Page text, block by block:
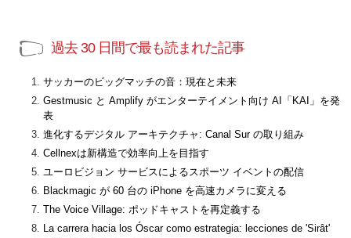
過去 30 日間で最も読まれた記事
サッカーのビッグマッチの音：現在と未来
Gestmusic と Amplify がエンターテイメント向け AI「KAI」を発
表
進化するデジタル アーキテクチャ: Canal Sur の取り組み
Cellnexは新構造で効率向上を目指す
ユーロビジョン サービスによるスポーツ イベントの配信
Blackmagic が 60 台の iPhone を高速カメラに変える
The Voice Village: ポッドキャストを再定義する
La carrera hacia los Óscar como estrategia: lecciones de 'Sirât'